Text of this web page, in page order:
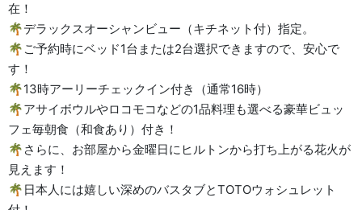
在！
🌴デラックスオーシャンビュー（キチネット付）指定。
🌴ご予約時にベッド1台または2台選択できますので、安心で
す！
🌴13時アーリーチェックイン付き（通常16時）
🌴アサイボウルやロコモコなどの1品料理も選べる豪華ビュッ
フェ毎朝食（和食あり）付き！
🌴さらに、お部屋から金曜日にヒルトンから打ち上がる花火が
見えます！
🌴日本人には嬉しい深めのバスタブとTOTOウォシュレット